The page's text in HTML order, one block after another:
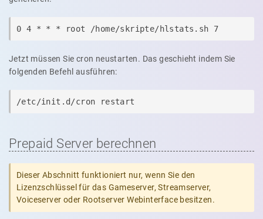
0 4 * * * root /home/skripte/hlstats.sh 7
Jetzt müssen Sie cron neustarten. Das geschieht indem Sie
folgenden Befehl ausführen:
/etc/init.d/cron restart
Prepaid Server berechnen
Dieser Abschnitt funktioniert nur, wenn Sie den
Lizenzschlüssel für das Gameserver, Streamserver,
Voiceserver oder Rootserver Webinterface besitzen.